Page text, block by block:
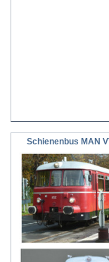
Schienenbus MAN